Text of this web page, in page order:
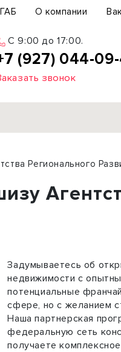
О компании
C 9:00 до 17:00.
(927) 044-
звонок
Регионального
Задумываетесь об
недвижимости с
потенциальные
сфере, но с желанием
Наша партнерская
федеральную сеть
получаете